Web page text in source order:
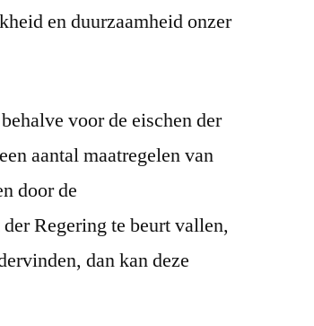
en duurzaamheid onzer
voor de eischen der
aantal maatregelen van
door de
Regering te beurt vallen,
dan kan deze